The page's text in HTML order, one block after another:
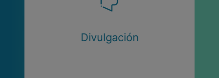
Divulgación